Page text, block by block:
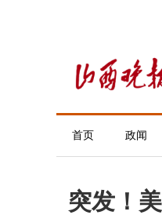
首页 政闻
突发！